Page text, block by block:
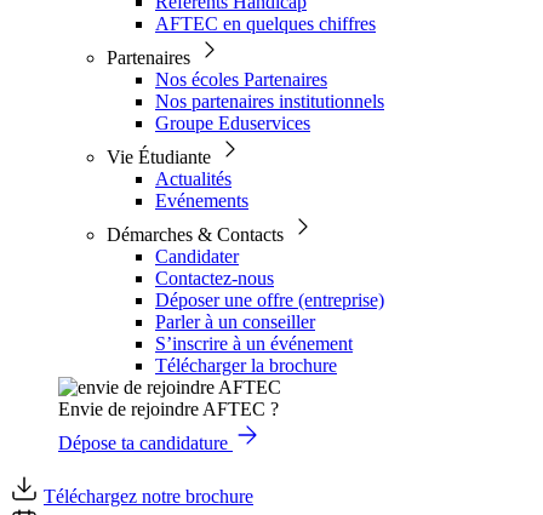
AFTEC en quelques chiffres
Partenaires
Nos écoles Partenaires
Nos partenaires institutionnels
Groupe Eduservices
Vie Étudiante
Actualités
Evénements
Démarches & Contacts
Candidater
Contactez-nous
Déposer une offre (entreprise)
Parler à un conseiller
S’inscrire à un événement
Télécharger la brochure
Envie de rejoindre AFTEC ?
Dépose ta candidature
Téléchargez notre brochure